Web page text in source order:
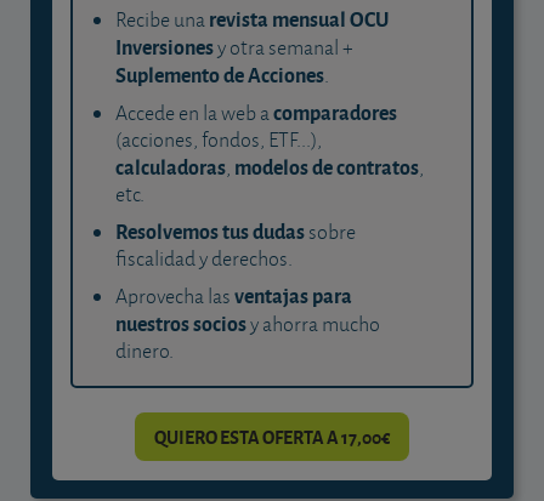
Recibe unarevista mensual OCU
Inversionesy otra semanal +
Suplemento de Acciones.
Accede en la web acomparadores
(acciones, fondos, ETF...),
calculadoras, modelos de contratos,
etc.
Resolvemos tus dudassobre
fiscalidad y derechos.
Aprovecha lasventajas para
nuestros sociosy ahorra mucho
dinero.
QUIERO ESTA OFERTA A 17,00€